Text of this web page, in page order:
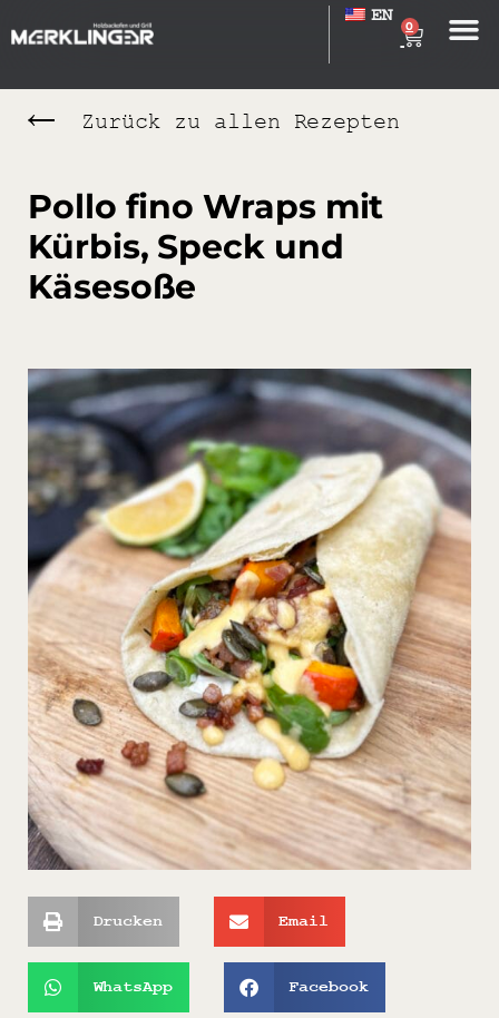
0
EN
Zurück zu allen Rezepten
Pollo fino Wraps mit
Kürbis, Speck und
Käsesoße
Drucken Email
WhatsApp Facebook